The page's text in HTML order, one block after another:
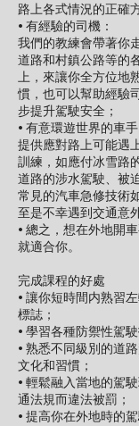
路上各式情況的正確
• 有經驗的司機：
我們的教練會帶著你
道路和村鎮公路等的
上，來讓你全方位地
慣，也可以幫助經驗
步提升駕駛安全；
• 有意環遊世界的車手
提供應對路上可能遇
訓練，如應付冰雪路
道路的涉水駕駛、被
常見的汽車急修技術
至是不幸遇到交通意
• 總之，想在外地開
就適合你。
完成課程的好處
• 讓你短時間内熟習
標誌；
• 學習各種防禦性駕
• 熟悉不同級別的道
文化和習慣；
• 輕鬆融入當地的駕
通法規而違法被罰；
• 提高你在外地時的